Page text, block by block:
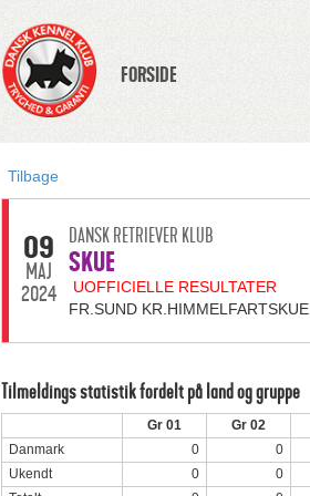
FORSIDE
Tilbage
09
MAJ
2024
DANSK RETRIEVER KLUB
SKUE
UOFFICIELLE RESULTATER
FR.SUND KR.HIMMELFARTSKUE
Tilmeldings statistik fordelt på land og gruppe
Gr 01 Gr 02
Danmark
0 0
Ukendt
0 0